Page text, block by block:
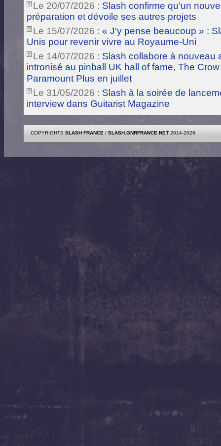
Le 20/07/2026 : Slash confirme qu'un
préparation et dévoile ses autres projets
Le 15/07/2026 : « J'y pense beaucoup » :
Unis pour revenir vivre au Royaume-Uni
Le 14/07/2026 : Slash collabore à nouveau
intronisé au pinball UK hall of fame, The
Paramount Plus en juillet
Le 31/05/2026 : Slash à la soirée de
interview dans Guitarist Magazine
COPYRIGHTS SLASH FRANCE / SLASH.GNRFRANCE.NET 2014-2026